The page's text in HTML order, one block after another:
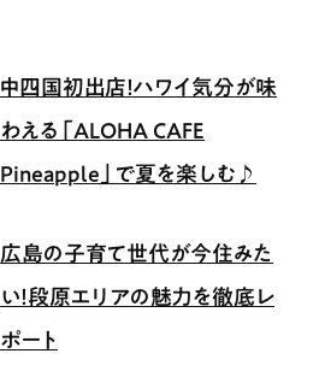
中四国初出店！ハワイ気分が味
わえる「ALOHA CAFE
Pineapple」で夏を楽しむ♪
広島の子育て世代が今住みた
い！段原エリアの魅力を徹底レ
ポート